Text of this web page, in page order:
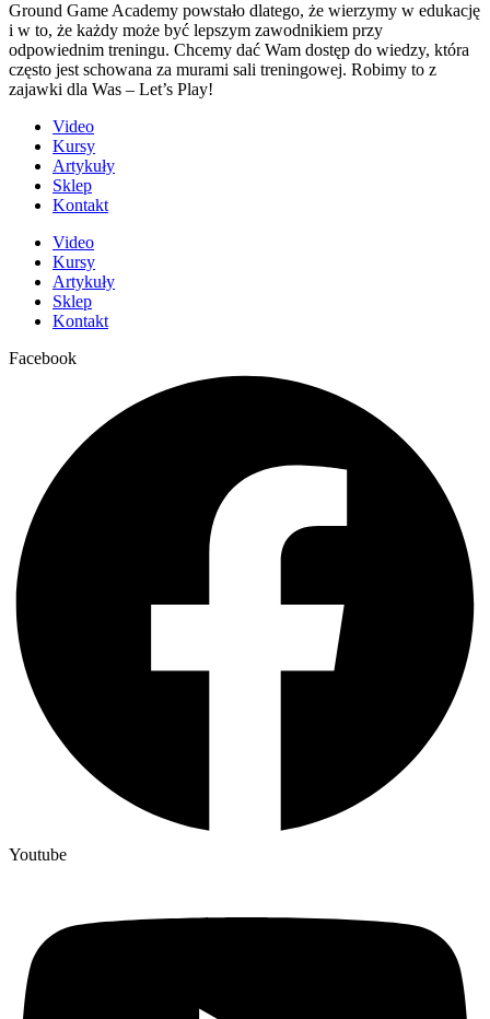
Ground Game Academy powstało dlatego, że wierzymy w edukację
i w to, że każdy może być lepszym zawodnikiem przy
odpowiednim treningu. Chcemy dać Wam dostęp do wiedzy, która
często jest schowana za murami sali treningowej. Robimy to z
zajawki dla Was – Let’s Play!
Video
Kursy
Artykuły
Sklep
Kontakt
Video
Kursy
Artykuły
Sklep
Kontakt
Facebook
Youtube